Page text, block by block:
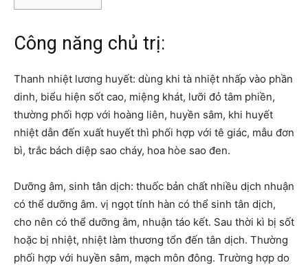
Công năng chủ trị:
Thanh nhiệt lương huyết: dùng khi tà nhiệt nhấp vào phần
dinh, biểu hiện sốt cao, miệng khát, lưỡi đỏ tâm phiền,
thường phối hợp với hoàng liên, huyền sâm, khi huyết
nhiệt dẫn đến xuất huyết thì phối hợp với tê giác, mẫu đơn
bì, trắc bách diệp sao cháy, hoa hòe sao đen.
Dưỡng âm, sinh tân dịch: thuốc bản chất nhiều dịch nhuận
có thể dưỡng âm. vị ngọt tính hàn có thể sinh tân dịch,
cho nên có thể dưỡng âm, nhuận táo kết. Sau thời kì bị sốt
hoặc bị nhiệt, nhiệt làm thương tổn đến tân dịch. Thường
phối hợp với huyền sâm, mạch môn đông. Trường hợp do